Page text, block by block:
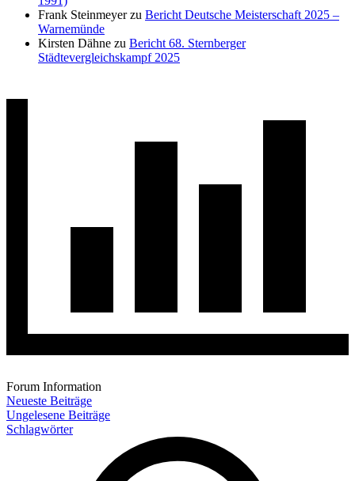
Frank Steinmeyerzu Bericht Deutsche Meisterschaft 2025 –
Warnemünde
Kirsten Dähne zu Bericht 68. Sternberger
Städtevergleichskampf 2025
Forum Information
Neueste Beiträge
Ungelesene Beiträge
Schlagwörter